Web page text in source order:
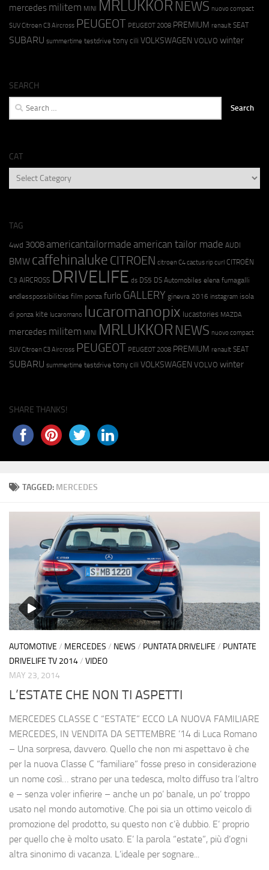
TAGGED: MERCEDES
AUTOMOTIVE / MERCEDES / NEWS / PUNTATA DRIVELIFE / PUNTATE
DRIVELIFE TV 2014/ VIDEO
MAY 23, 2014
L’ESTATE CHE NON TI ASPETTI
MERCEDES CLASSE C “ESTATE” ECCO LA NUOVA FAMILIARE
MERCEDES, IN VENDITA DA SETTEMBRE ’14 di Luca Romano
– Una sorpresa, davvero. Quello che non mi aspettavo è che
per la nuova Classe C “familiare” fosse preso in considerazione
un nome così… strano per una tedesca, molto diffuso tra l’altro
e – senza voler infierire – anche un po’ banale, un po’ troppo
usato nel mondo automotive. Che poi sia un ottimo veicolo di
promozione del prodotto, su questo non c’è dubbio. E’ proprio
per quello che è molto usato. E’ la parola “estate”, più d’ogni
altra sinonimo di vacanza. L’ideale per sognare...
mercedes militem MINI MRLUKKOR NEWS nuovo compact
SUV Citroen C3 Aircross PEUGEOT PEUGEOT 2008 PREMIUM renault SEAT
SUBARU summertime testdrive tony cili VOLKSWAGEN VOLVO winter
SEARCH
Search
for:
CAT
CAT
TAG
4wd 3008americantailormade american tailor made AUDI
BMW caffehinaluke CITROEN citroen C4 cactus rip curl CITROËN
C3 AIRCROSS DRIVELIFE ds DS5 DS Automobiles elena fumagalli
endlesspossibilities film ponza furlo GALLERY ginevra 2016 instagram isola
di ponza kite lucaromano lucaromanopix lucastories MAZDA
mercedes militem MINI MRLUKKOR NEWS nuovo compact
SUV Citroen C3 Aircross PEUGEOT PEUGEOT 2008 PREMIUM renault SEAT
SUBARU summertime testdrive tony cili VOLKSWAGEN VOLVO winter
SHARE THANKS!